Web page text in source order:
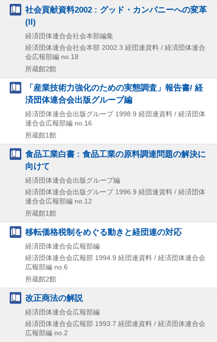
社会貢献資料2002 : グッド・カンパニーへの変革
(II)
経済団体連合会社会本部編集
経済団体連合会社会本部 2002.3 経団連資料 / 経済団体連合
会広報部編 no.18
所蔵館2館
「産業技術力強化のための実態調査」報告書/ 経
済団体連合会出版グループ編
経済団体連合会出版グループ 1998.9 経団連資料 / 経済団体
連合会広報部編 no.16
所蔵館1館
食品工業白書 : 食品工業の原料調達問題の解決に
向けて
経済団体連合会出版グループ編
経済団体連合会出版グループ 1996.9 経団連資料 / 経済団体
連合会広報部編 no.12
所蔵館1館
移転価格税制をめぐる動きと経団連の対応
経済団体連合会広報部編
経済団体連合会広報部 1994.9 経団連資料 / 経済団体連合会
広報部編 no.6
所蔵館2館
改正商法の解説
経済団体連合会広報部編
経済団体連合会広報部 1993.7 経団連資料 / 経済団体連合会
広報部編 no.2